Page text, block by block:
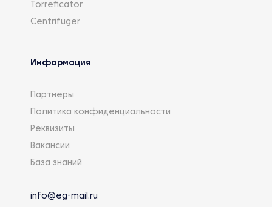
Torreficator
Centrifuger
Информация
Партнеры
Политика конфиденциальности
Реквизиты
Вакансии
База знаний
info@eg-mail.ru